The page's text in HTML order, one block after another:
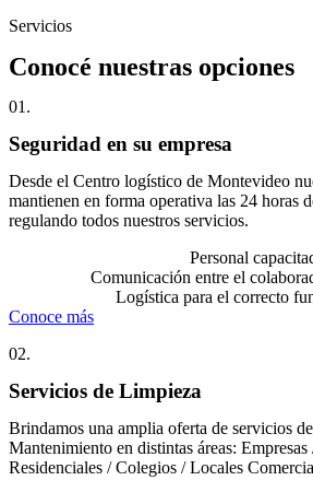
Servicios
Conocé nuestras opciones
01.
Seguridad en su empresa
Desde el Centro logístico de Montevideo
mantienen en forma operativa las 24 horas
regulando todos nuestros servicios.
Personal
Comunicación entre el
Logística para el correcto
Conoce más
02.
Servicios de Limpieza
Brindamos una amplia oferta de servicios
Mantenimiento en distintas áreas:
Residenciales / Colegios / Locales